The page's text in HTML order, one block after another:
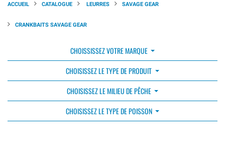
ACCUEIL CATALOGUE LEURRES SAVAGE GEAR
CRANKBAITS SAVAGE GEAR
CHOISSISSEZ VOTRE MARQUE
CHOISISSEZ LE TYPE DE PRODUIT
CHOISISSEZ LE MILIEU DE PÊCHE
CHOISISSEZ LE TYPE DE POISSON